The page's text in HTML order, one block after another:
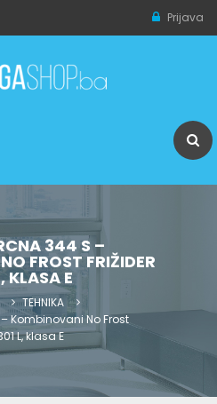
Prijava
344 S –
FROST FRIŽIDER
KLASA E
TEHNIKA
– Kombinovani No Frost
L, klasa E